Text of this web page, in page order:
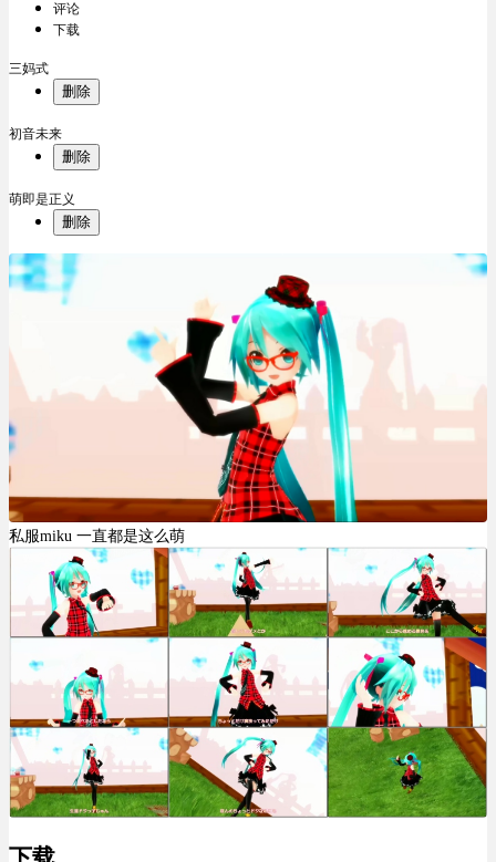
评论
下载
三妈式
删除
初音未来
删除
萌即是正义
删除
私服miku 一直都是这么萌